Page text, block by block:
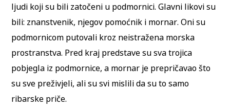
ljudi koji su bili zatočeni u podmornici. Glavni likovi su
bili: znanstvenik, njegov pomoćnik i mornar. Oni su
podmornicom putovali kroz neistražena morska
prostranstva. Pred kraj predstave su sva trojica
pobjegla iz podmornice, a mornar je prepričavao što
su sve preživjeli, ali su svi mislili da su to samo
ribarske priče.